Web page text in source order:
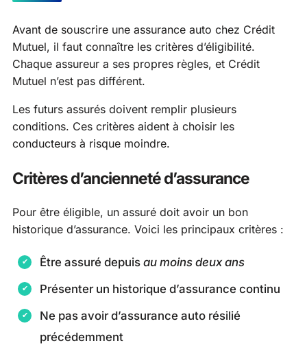
Avant de souscrire une assurance auto chez Crédit
Mutuel, il faut connaître les critères d’éligibilité.
Chaque assureur a ses propres règles, et Crédit
Mutuel n’est pas différent.
Les futurs assurés doivent remplir plusieurs
conditions. Ces critères aident à choisir les
conducteurs à risque moindre.
Critères d’ancienneté d’assurance
Pour être éligible, un assuré doit avoir un bon
historique d’assurance. Voici les principaux critères :
Être assuré depuis au moins deux ans
Présenter un historique d’assurance continu
Ne pas avoir d’assurance auto résilié
précédemment